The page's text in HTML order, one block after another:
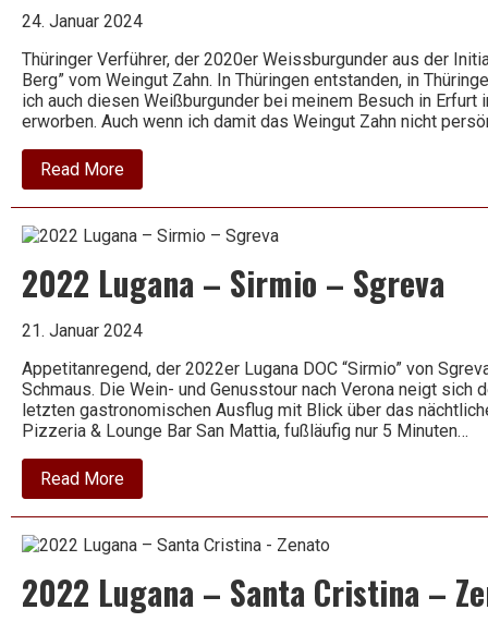
24. Januar 2024
Thüringer Verführer, der 2020er Weissburgunder aus der
Berg” vom Weingut Zahn. In Thüringen entstanden, in
ich auch diesen Weißburgunder bei meinem Besuch in
erworben. Auch wenn ich damit das Weingut Zahn nicht
Read Moreabout
2020
Weissburgunder
Breitengrad
Tultewitzer
Bünauer
Berg
–
Zahn
2022 Lugana – Sirmio – Sgreva
21. Januar 2024
Appetitanregend, der 2022er Lugana DOC “Sirmio” von
Schmaus. Die Wein- und Genusstour nach Verona neigt sich
letzten gastronomischen Ausflug mit Blick über das
Pizzeria & Lounge Bar San Mattia, fußläufig nur 5 Minuten…
Read Moreabout
2022
Lugana
Sirmio
Sgreva
2022 Lugana – Santa Cristina –